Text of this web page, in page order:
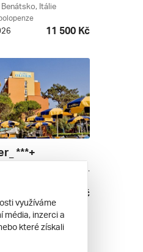
Itálie
11 500 Kč
***+
Porto Santa Margherita, Caorle, Benátsko, Itálie
22 380 Kč
využíváme
média, inzerci a
které získali